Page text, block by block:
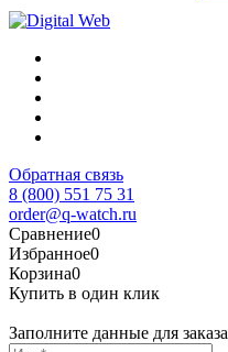
Обратная связь
8 (800) 551 75 31
order@q-watch.ru
Сравнение0
Избранное0
Корзина0
Купить в один клик
Заполните данные для заказа